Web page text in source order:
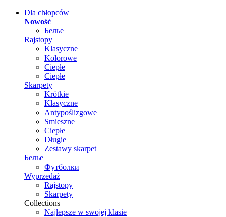
Dla chłopców
Nowość
Белье
Rajstopy
Klasyczne
Kolorowe
Ciepłe
Ciepłe
Skarpety
Krótkie
Klasyczne
Antypoślizgowe
Smieszne
Ciepłe
Długie
Zestawy skarpet
Белье
Футболки
Wyprzedaż
Rajstopy
Skarpety
Collections
Najlepsze w swojej klasie